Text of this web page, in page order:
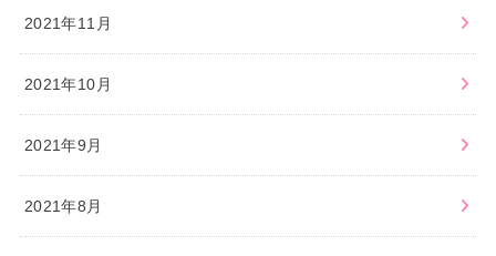
2021年11月
2021年10月
2021年9月
2021年8月